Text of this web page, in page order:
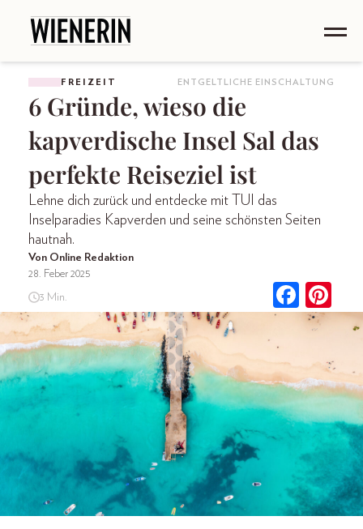
FREIZEIT ENTGELTLICHE EINSCHALTUNG
6 Gründe, wieso die
kapverdische Insel Sal das
perfekte Reiseziel ist
Lehne dich zurück und entdecke mit TUI das
Inselparadies Kapverden und seine schönsten Seiten
hautnah.
Von Online Redaktion
28. Feber 2025
3 Min.